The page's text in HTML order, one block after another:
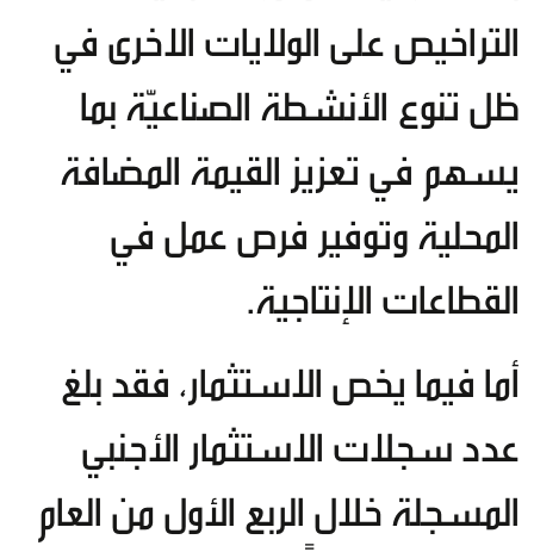
التراخيص على الولايات الاخرى في
ظل تنوع الأنشطة الصناعيّة بما
يسهم في تعزيز القيمة المضافة
المحلية وتوفير فرص عمل في
القطاعات الإنتاجية.
أما فيما يخص الاستثمار، فقد بلغ
عدد سجلات الاستثمار الأجنبي
المسجلة خلال الربع الأول من العام